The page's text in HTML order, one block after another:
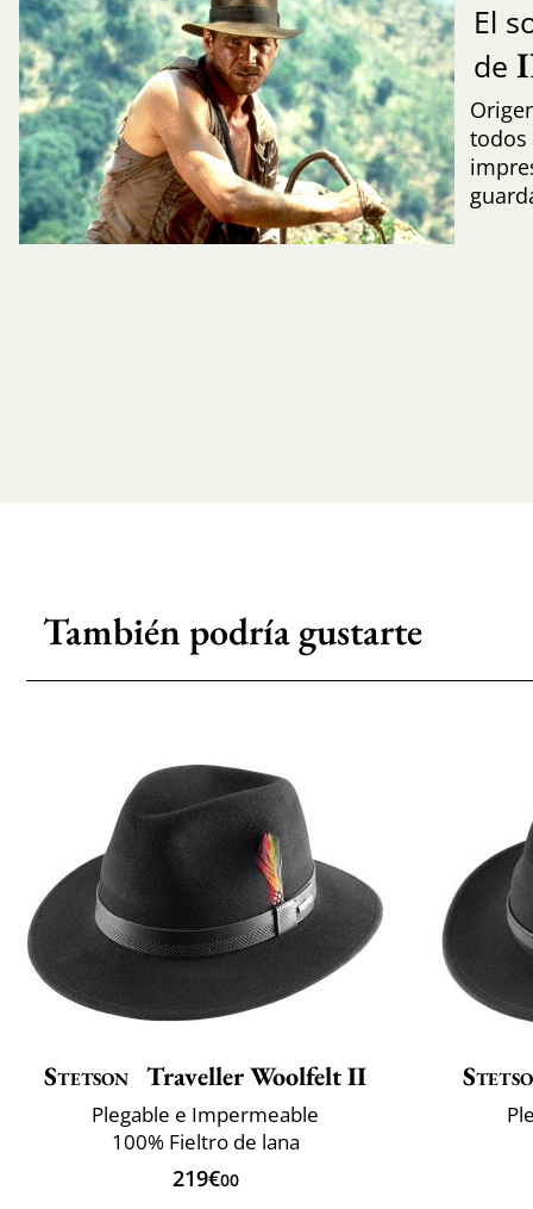
El
de
todos
También podría gustarte
Stetson Traveller Woolfelt II
Plegable e Impermeable
100% Fieltro de lana
219€00